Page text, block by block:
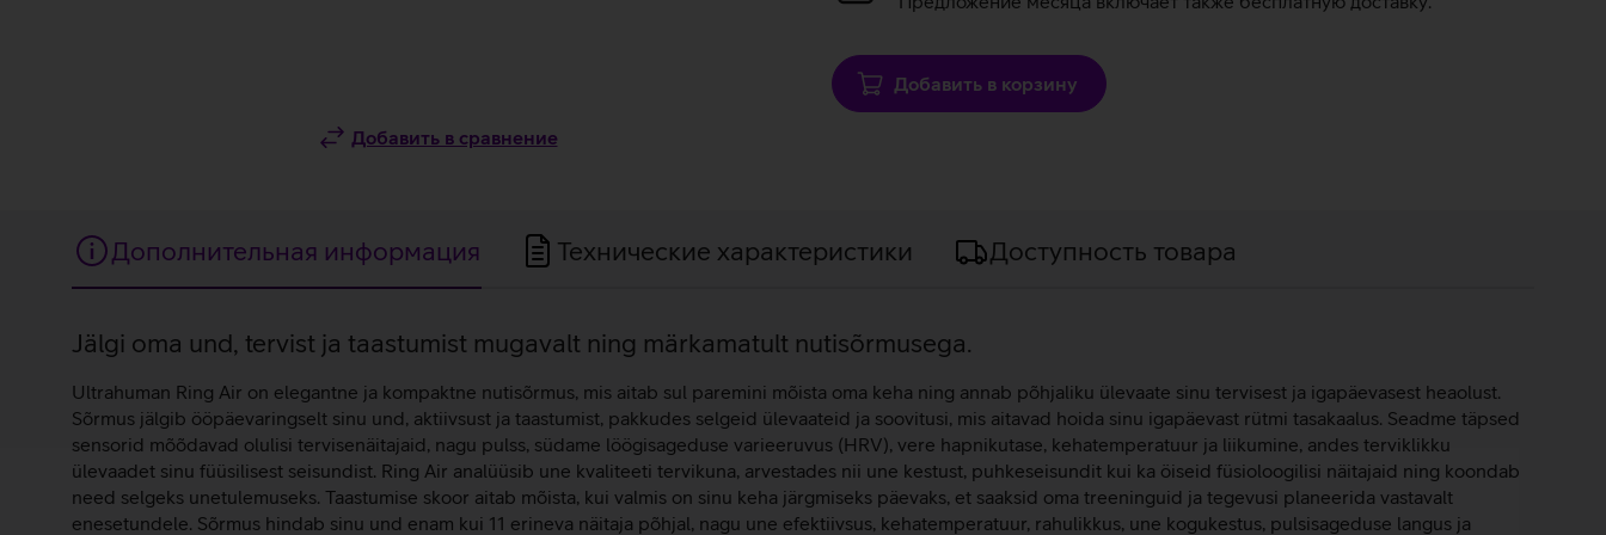
Добавить в сравнение
Добавить в корзину
Дополнительная информация Технические характеристики Доступность товара
Дополнительная
информация
Jälgi oma und, tervist ja taastumist mugavalt ning märkamatult nutisõrmusega.
Ultrahuman Ring Air on elegantne ja kompaktne nutisõrmus, mis aitab sul paremini mõista oma keha ning annab põhjaliku ülevaate sinu tervisest ja igapäevasest heaolust.
Sõrmus jälgib ööpäevaringselt sinu und, aktiivsust ja taastumist, pakkudes selgeid ülevaateid ja soovitusi, mis aitavad hoida sinu igapäevast rütmi tasakaalus. Seadme täpsed
sensorid mõõdavad olulisi tervisenäitajaid, nagu pulss, südame löögisageduse varieeruvus (HRV), vere hapnikutase, kehatemperatuur ja liikumine, andes terviklikku
ülevaadet sinu füüsilisest seisundist. Ring Air analüüsib une kvaliteeti tervikuna, arvestades nii une kestust, puhkeseisundit kui ka öiseid füsioloogilisi näitajaid ning koondab
need selgeks unetulemuseks. Taastumise skoor aitab mõista, kui valmis on sinu keha järgmiseks päevaks, et saaksid oma treeninguid ja tegevusi planeerida vastavalt
enesetundele. Sõrmus hindab sinu und enam kui 11 erineva näitaja põhjal, nagu une efektiivsus, kehatemperatuur, rahulikkus, une kogukestus, pulsisageduse langus ja